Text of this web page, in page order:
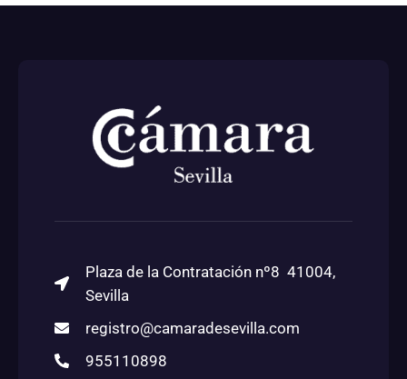
Plaza de la Contratación nº8 41004,
Sevilla
registro@camaradesevilla.com
955110898